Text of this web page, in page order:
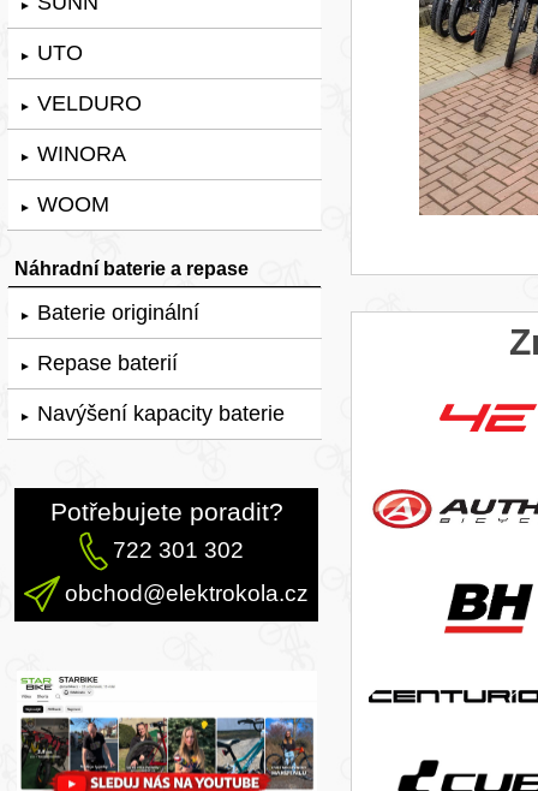
►
► UTO
► VELDURO
► WINORA
► WOOM
Náhradní baterie a repase
► Baterie originální
► Repase baterií
► Navýšení kapacity baterie
Potřebujete poradit?
722 301 302
obchod@elektrokola.cz